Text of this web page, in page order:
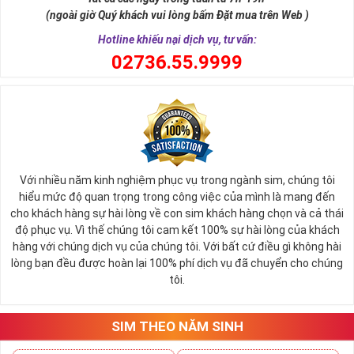
tài lộc, may mắn cho chủ sở hữu. Thật vậy, số 5 đứng giữa dãy số
tự nhiên, nó tượng trưng cho ngũ hành (Kim – Mộc – Thủy – Hỏa –
), đạo quân tử có (Nhân - Nghĩa - Lễ - Trí – Tín), trong cuộc sống
Phúc, Lộc, Thọ, Khang, Ninh). Đó là 5 yếu tố cho cuộc
sống sự hòa hợp, yên ổn, an lành. Cũng bởi vậy, các chuyên gia
được sự hòa hợp, thuận lợi, bình an trong cuộc sống, sự nghiệp để
nhanh chóng thành công, tiến tới những vị trí cao nhất.
(ngoài giờ Quý khách vui lòng bấm Đặt mua trên Web )
Hotline khiếu nại dịch vụ, tư vấn:
02736.55.9999
Với nhiều năm kinh nghiệm phục vụ trong ngành sim, chúng tôi
hiểu mức độ quan trọng trong công việc của mình là mang đến
cho khách hàng sự hài lòng về con sim khách hàng chọn và cả thái
độ phục vụ. Vì thế chúng tôi cam kết 100% sự hài lòng của khách
hàng với chúng dịch vụ của chúng tôi. Với bất cứ điều gì không hài
lòng bạn đều được hoàn lại 100% phí dịch vụ đã chuyển cho chúng
tôi.
SIM THEO NĂM SINH